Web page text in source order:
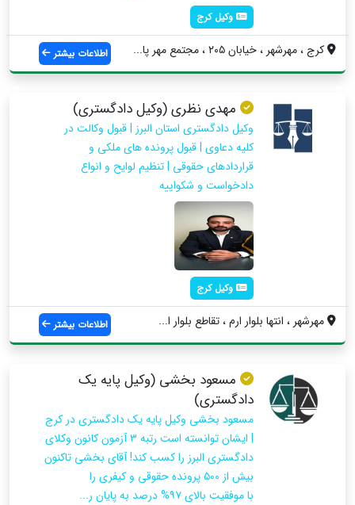
وکیل کرج
کرج ، مهرشهر ، خیابان ۲۰۵ ، مجتمع مهر پا... اطلاعات بیشتر
مهدی نظری (وکیل دادگستری)
وکیل دادگستری استان البرز | قبول وکالت در
کلیه دعاوی | قبول پرونده های ملکی و
قراردادهای حقوقی | تنظیم لوایح و انواع
دادخواست و شکواییه
وکیل کرج
مهرشهر ، انتها بلوار ارم ، تقاطع بلوار ا... اطلاعات بیشتر
مسعود بخشی (وکیل پایه یک
دادگستری)
مسعود بخشی وکیل پایه یک دادگستری در کرج
| ایشان توانسته است رتبه ۳ آزمون کانون وکلای
دادگستری البرز را کسب کند! آقای بخشی تاکنون
بیش از ۵۰۰ پرونده حقوقی و کیفری را
با موفقیت بالای ۹۷% درصد به پایان ر...